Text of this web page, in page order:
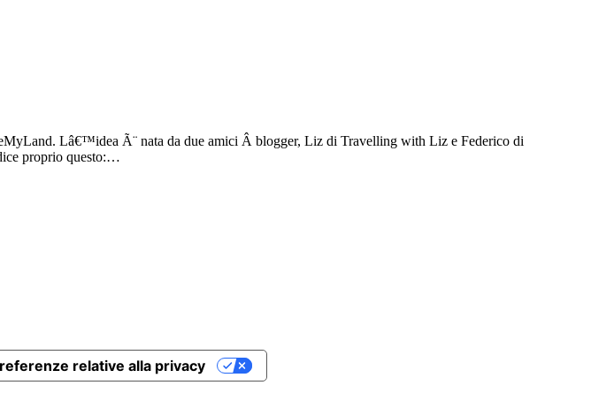
Lâ€™idea Ã¨ nata da due amici Â blogger, Liz di Travelling with Liz e Federico di
proprio questo:…
relative alla privacy